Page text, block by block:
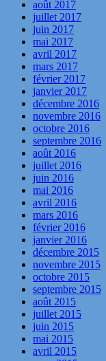
août 2017
juillet 2017
juin 2017
mai 2017
avril 2017
mars 2017
février 2017
janvier 2017
décembre 2016
novembre 2016
octobre 2016
septembre 2016
août 2016
juillet 2016
juin 2016
mai 2016
avril 2016
mars 2016
février 2016
janvier 2016
décembre 2015
novembre 2015
octobre 2015
septembre 2015
août 2015
juillet 2015
juin 2015
mai 2015
avril 2015